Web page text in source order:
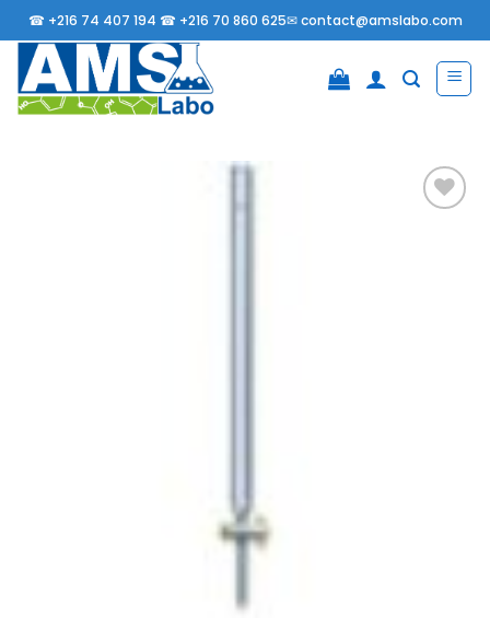
Passer
au
contenu
☎ +216 74 407 194 ☎ +216 70 860 625✉contact@amslabo.com